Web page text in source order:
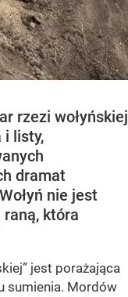
rzezi wołyńskiej
i listy,
dramat
nie jest
która
jest porażająca
sumienia. Mordów